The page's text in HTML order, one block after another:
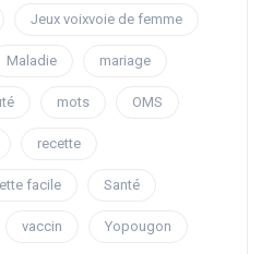
Jeux voixvoie de femme
Maladie mariage
mots OMS
recette
facile Santé
vaccin Yopougon